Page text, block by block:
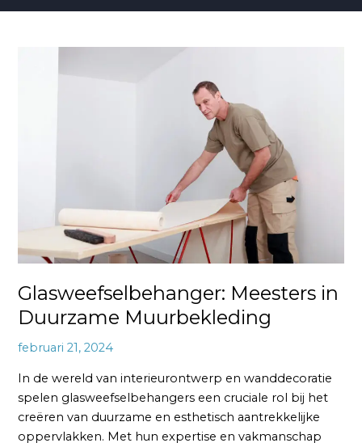
Glasweefselbehanger: Meesters in
Duurzame Muurbekleding
februari 21, 2024
In de wereld van interieurontwerp en wanddecoratie
spelen glasweefselbehangers een cruciale rol bij het
creëren van duurzame en esthetisch aantrekkelijke
oppervlakken. Met hun expertise en vakmanschap
Meesters